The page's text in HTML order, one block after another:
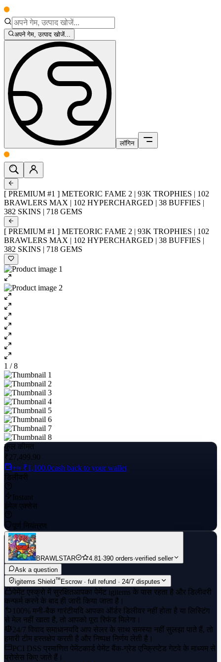
अपने गेम, उत्पाद खोजें...
लॉगिन
[ PREMIUM #1 ] METEORIC FAME 2 | 93K TROPHIES | 102
BRAWLERS MAX | 102 HYPERCHARGED | 38 BUFFIES |
382 SKINS | 718 GEMS
[ PREMIUM #1 ] METEORIC FAME 2 | 93K TROPHIES | 102
BRAWLERS MAX | 102 HYPERCHARGED | 38 BUFFIES |
382 SKINS | 718 GEMS
1 / 8
कुल कीमत
₹27,499.90
+≈ ₹1,100.0cash back to your wallet
डिलीवरी
Instant
ईमेल एक्सेस
पूर्ण नियंत्रण
BRAWLSTAR 4.81·390 orders·verified seller
Ask a question
igitems Shield™Escrow · full refund · 24/7 disputes
पेमेंट एस्क्रो में सुरक्षितआपका पेमेंट igitems के पास रहता है और डिलीवरी
कन्फर्म करने के बाद ही जारी किया जाता है।
100% मनी-बैक गारंटीयदि आपका ऑर्डर डिलीवर नहीं होता है या लिस्टिंग
से मेल नहीं खाता है, तो आपको पूरा रिफंड मिलेगा।
24/7 विवाद समाधानयदि आप सेलर के साथ समस्या नहीं सुलझा पाते हैं, तो
हमारी टीम हस्तक्षेप करती है और निष्पक्ष निर्णय लेती है।
PCI DSS प्रमाणित पेमेंटकार्ड पेमेंट बैंक-ग्रेड एन्क्रिप्टेड गेटवे के माध्यम से
प्रोसेस किए जाते हैं।